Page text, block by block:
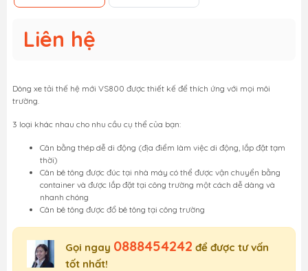
Liên hệ
Dòng xe tải thế hệ mới VS800 được thiết kế để thích ứng với mọi môi
trường.
3 loại khác nhau cho nhu cầu cụ thể của bạn:
Cân bằng thép dễ di động (địa điểm làm việc di động, lắp đặt tạm
thời)
Cân bê tông được đúc tại nhà máy có thể được vận chuyển bằng
container và được lắp đặt tại công trường một cách dễ dàng và
nhanh chóng
Cân bê tông được đổ bê tông tại công trường
Gọi ngay 0888454242 để được tư vấn
tốt nhất!